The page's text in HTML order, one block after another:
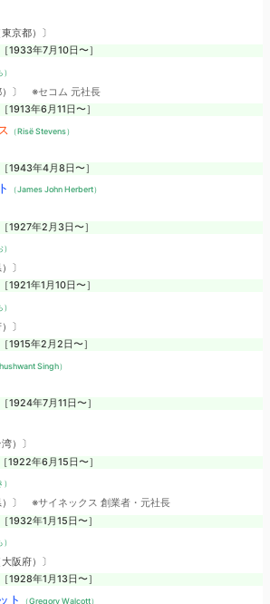
京都）〕
1933年7月10日〜］
）〕 ※セコム 元社長
1913年6月11日〜］
（Risë Stevens）
1943年4月8日〜］
（James John Herbert）
1927年2月3日〜］
〕
1921年1月10日〜］
〕
1915年2月2日〜］
Singh）
1924年7月11日〜］
）〕
1922年6月15日〜］
）〕 ※サイネックス 創業者・元社長
1932年1月15日〜］
阪府）〕
1928年1月13日〜］
ト （Gregory Walcott）